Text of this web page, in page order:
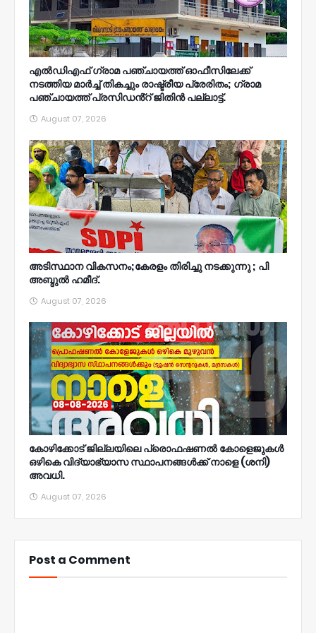
എൽഡിഎഫ് ഗ്രാമ പഞ്ചായത്ത് ഓഫീസിലേക്ക്
നടത്തിയ മാർച്ച് തികച്ചും രാഷ്ട്രീയ പ്രേരിതം; ഗ്രാമ
പഞ്ചായത്ത് പ്രസിഡൻ്റ് ജിതിൻ പല്ലാട്ട്.
August 07, 2026
അടിസ്ഥാന വികസനം;കേരളം തിരിച്ചു നടക്കുന്നു ; പി
അബ്ദുൽ ഹമീദ്.
August 07, 2026
കോഴിക്കോട് ജില്ലയിലെ പ്രൊഫഷണൽ കോളെജുകൾ
ഒഴികെ വിദ്യാഭ്യാസ സ്ഥാപനങ്ങൾക്ക് നാളെ (ശനി)
അവധി.
August 07, 2026
Post a Comment